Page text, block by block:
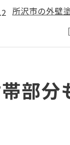
所沢市の外壁
付帯部分の外
外壁塗装と付
めての外壁塗装
外壁塗装の基
部分